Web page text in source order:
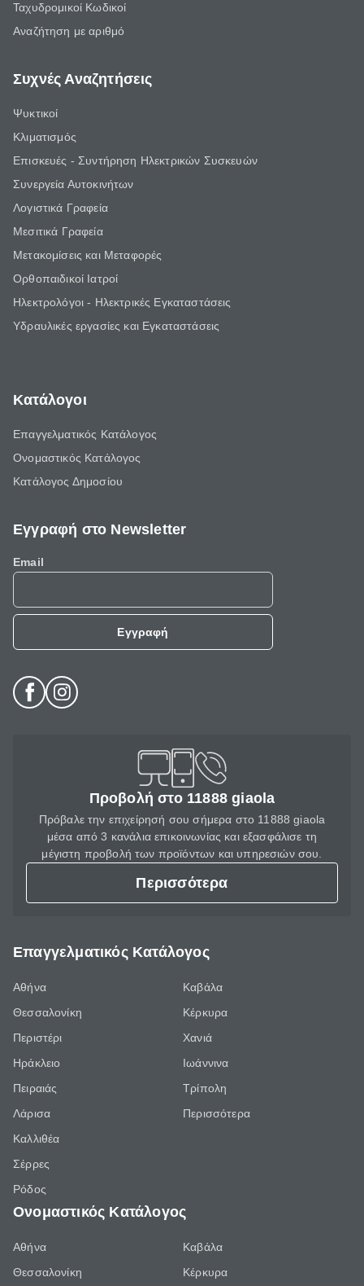
Ταχυδρομικοί Κωδικοί
Αναζήτηση με αριθμό
Συχνές Αναζητήσεις
Ψυκτικοί
Κλιματισμός
Επισκευές - Συντήρηση Ηλεκτρικών Συσκευών
Συνεργεία Αυτοκινήτων
Λογιστικά Γραφεία
Μεσιτικά Γραφεία
Μετακομίσεις και Μεταφορές
Ορθοπαιδικοί Ιατροί
Ηλεκτρολόγοι - Ηλεκτρικές Εγκαταστάσεις
Υδραυλικές εργασίες και Εγκαταστάσεις
Κατάλογοι
Επαγγελματικός Κατάλογος
Ονομαστικός Κατάλογος
Κατάλογος Δημοσίου
Εγγραφή στο Newsletter
Email
Εγγραφή
Προβολή στο 11888 giaola
Πρόβαλε την επιχείρησή σου σήμερα στο 11888 giaola
μέσα από 3 κανάλια επικοινωνίας και εξασφάλισε τη
μέγιστη προβολή των προϊόντων και υπηρεσιών σου.
Περισσότερα
Επαγγελματικός Κατάλογος
Αθήνα
Θεσσαλονίκη
Περιστέρι
Ηράκλειο
Πειραιάς
Λάρισα
Καλλιθέα
Σέρρες
Ρόδος
Καβάλα
Κέρκυρα
Χανιά
Ιωάννινα
Τρίπολη
Περισσότερα
Ονομαστικός Κατάλογος
Αθήνα
Θεσσαλονίκη
Καβάλα
Κέρκυρα